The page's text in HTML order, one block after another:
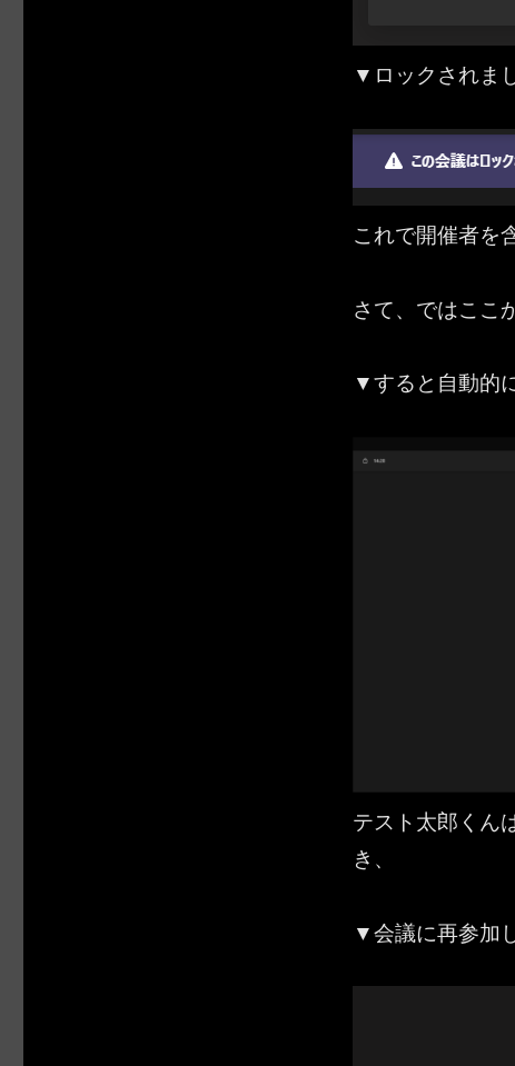
▼ロックされま
これで開催者を
さて、ではここ
▼すると自動的
テスト太郎くん
き、
▼会議に再参加